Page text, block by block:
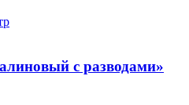
с разводами»